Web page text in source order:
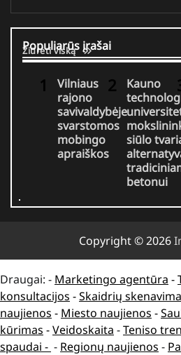
Populiarūs įrašai
Žiūrėti viską
Vilniaus
rajono
savivaldybėje
svarstomos
mobingo
apraiškos
Kauno
siūlo
betonui
Copyright © 2026
Draugai: - Marketingo agentūra -
konsultacijos -Skaidrių
naujienos - Miesto naujienos -
kūrimas -Veidoskaita -Teniso
spaudai - - Regionų naujienos -